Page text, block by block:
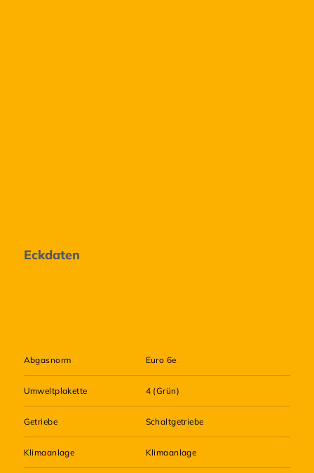
Eckdaten
Abgasnorm Euro 6e
Umweltplakette 4 (Grün)
Getriebe Schaltgetriebe
Klimaanlage Klimaanlage